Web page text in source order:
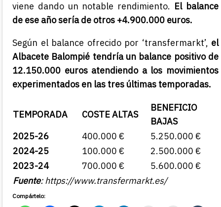
viene dando un notable rendimiento. El balance
de ese año sería de otros +4.900.000 euros.
Según el balance ofrecido por ‘transfermarkt’, el
Albacete Balompié tendría un balance positivo de
12.150.000 euros atendiendo a los movimientos
experimentados en las tres últimas temporadas.
TEMPORADA COSTE ALTAS
BENEFICIO
BAJAS
2025-26
400.000 €
5.250.000 €
2024-25
100.000 €
2.500.000 €
2023-24
700.000 €
5.600.000 €
Fuente: https://www.transfermarkt.es/
Compártelo: